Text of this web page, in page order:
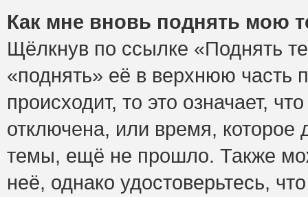
Как мне вновь поднять мою
Щёлкнув по ссылке «Поднять
«поднять» её в верхнюю часть
происходит, то это означает,
отключена, или время, которое
темы, ещё не прошло. Также
неё, однако удостоверьтесь,